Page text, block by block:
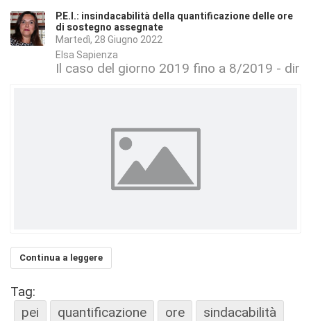
P.E.I.: insindacabilità della quantificazione delle ore
di sostegno assegnate
Martedì, 28 Giugno 2022
Elsa Sapienza
Il caso del giorno 2019 fino a 8/2019 -
Continua a leggere
Tag:
pei
quantificazione ore sindacabilità